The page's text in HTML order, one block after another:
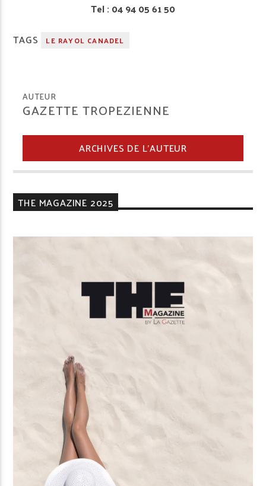
Tel : 04 94 05 61 50
TAGS
LE RAYOL CANADEL
AUTEUR
GAZETTE TROPEZIENNE
ARCHIVES DE L'AUTEUR
THE MAGAZINE 2025